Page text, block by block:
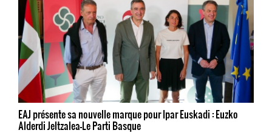
EAJ présente sa nouvelle marque pour Ipar Euskadi : Euzko
Alderdi Jeltzalea-Le Parti Basque